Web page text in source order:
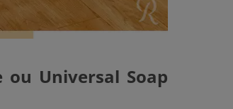
Universal Soap